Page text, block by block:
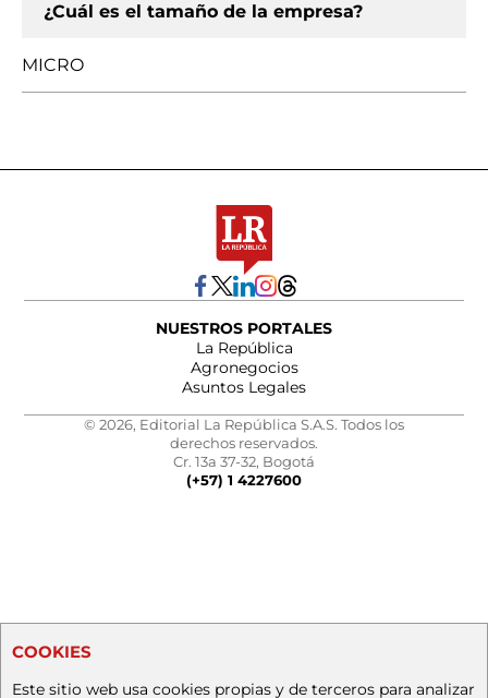
¿Cuál es el tamaño de la empresa?
MICRO
NUESTROS PORTALES
La República
Agronegocios
Asuntos Legales
© 2026, Editorial La República S.A.S. Todos los
derechos reservados.
Cr. 13a 37-32, Bogotá
(+57) 1 4227600
COOKIES
Este sitio web usa cookies propias y de terceros para analizar